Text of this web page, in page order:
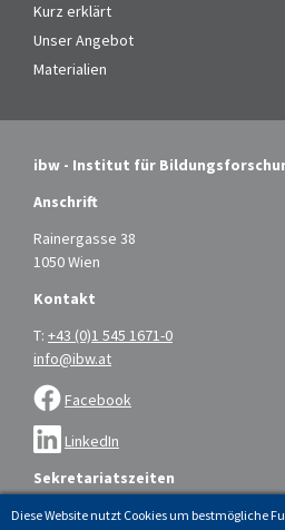
Kurz erklärt
Unser Angebot
Materialien
ibw - Institut für
Anschrift
Rainergasse 38
1050 Wien
Kontakt
T: +43 (0)1 545 1671-0
info@ibw.at
Facebook
LinkedIn
Sekretariatszeiten
Montag bis Donnerstag: 9.00 – 16.00
Diese Website nutzt Cookies um bestmögliche